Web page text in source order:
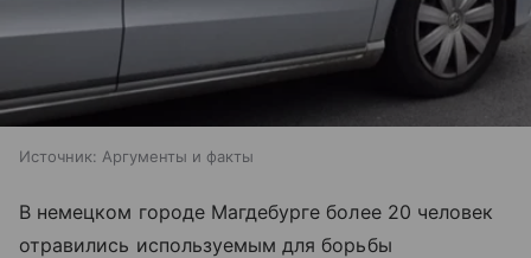
Источник: Аргументы и факты
В немецком городе Магдебурге более 20 человек
отравились используемым для борьбы